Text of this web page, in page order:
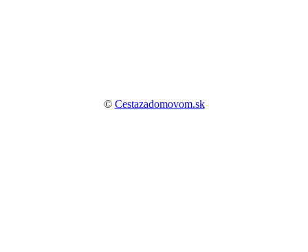
© Cestazadomovom.sk